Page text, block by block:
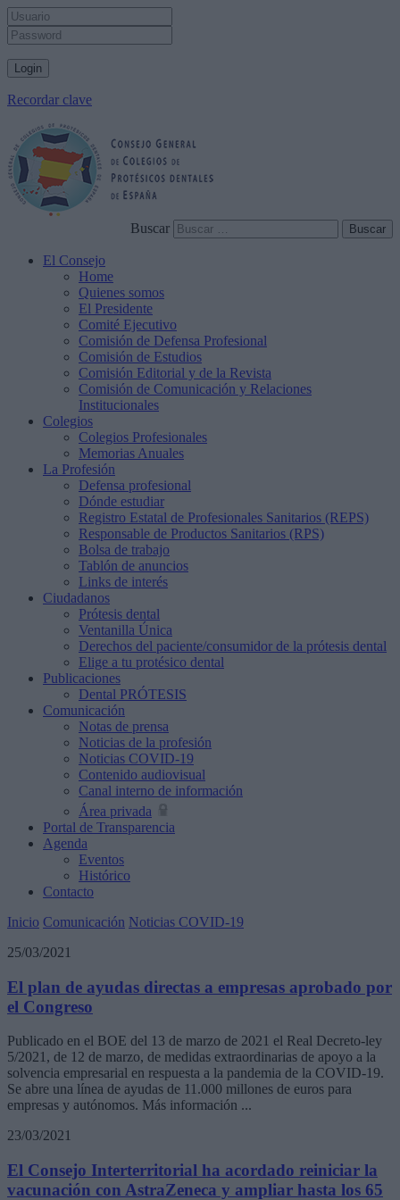
Recordar clave
Buscar
El Consejo
Home
Quienes somos
El Presidente
Comité Ejecutivo
Comisión de Defensa Profesional
Comisión de Estudios
Comisión Editorial y de la Revista
Comisión de Comunicación y Relaciones
Institucionales
Colegios
Colegios Profesionales
Memorias Anuales
La Profesión
Defensa profesional
Dónde estudiar
Registro Estatal de Profesionales Sanitarios (REPS)
Responsable de Productos Sanitarios (RPS)
Bolsa de trabajo
Tablón de anuncios
Links de interés
Ciudadanos
Prótesis dental
Ventanilla Única
Derechos del paciente/consumidor de la prótesis dental
Elige a tu protésico dental
Publicaciones
Dental PRÓTESIS
Comunicación
Notas de prensa
Noticias de la profesión
Noticias COVID-19
Contenido audiovisual
Canal interno de información
Área privada
Portal de Transparencia
Agenda
Eventos
Histórico
Contacto
Inicio Comunicación Noticias COVID-19
25/03/2021
El plan de ayudas directas a empresas aprobado por
el Congreso
Publicado en el BOE del 13 de marzo de 2021 el Real Decreto-ley
5/2021, de 12 de marzo, de medidas extraordinarias de apoyo a la
solvencia empresarial en respuesta a la pandemia de la COVID-19.
Se abre una línea de ayudas de 11.000 millones de euros para
empresas y autónomos. Más información ...
23/03/2021
El Consejo Interterritorial ha acordado reiniciar la
vacunación con AstraZeneca y ampliar hasta los 65